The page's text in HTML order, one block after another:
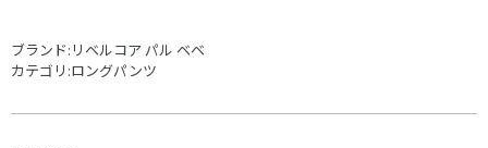
ブランド: リベルコア パル ベベ
カテゴリ:ロングパンツ